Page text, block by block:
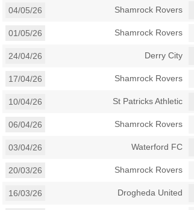
04/05/26 Shamrock Rovers
01/05/26 Shamrock Rovers
24/04/26 Derry City
17/04/26 Shamrock Rovers
10/04/26 St Patricks Athletic
06/04/26 Shamrock Rovers
03/04/26 Waterford FC
20/03/26 Shamrock Rovers
16/03/26 Drogheda United